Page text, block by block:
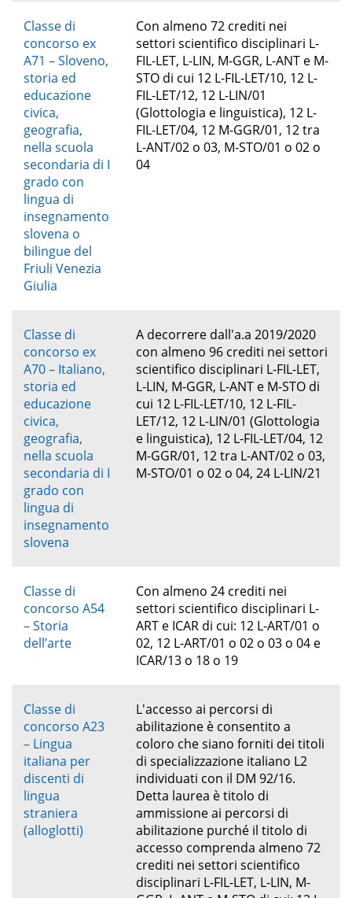
Classe di
concorso ex
A71 – Sloveno,
storia ed
educazione
civica,
geografia,
nella scuola
secondaria di I
grado con
lingua di
insegnamento
slovena o
bilingue del
Friuli Venezia
Giulia
Con almeno 72 crediti nei
settori scientifico disciplinari L-
FIL-LET, L-LIN, M-GGR, L-ANT e M-
STO di cui 12 L-FIL-LET/10, 12 L-
FIL-LET/12, 12 L-LIN/01
(Glottologia e linguistica), 12 L-
FIL-LET/04, 12 M-GGR/01, 12 tra
L-ANT/02 o 03, M-STO/01 o 02 o
04
Classe di
concorso ex
A70 – Italiano,
storia ed
educazione
civica,
geografia,
nella scuola
secondaria di I
grado con
lingua di
insegnamento
slovena
A decorrere dall'a.a 2019/2020
con almeno 96 crediti nei settori
scientifico disciplinari L-FIL-LET,
L-LIN, M-GGR, L-ANT e M-STO di
cui 12 L-FIL-LET/10, 12 L-FIL-
LET/12, 12 L-LIN/01 (Glottologia
e linguistica), 12 L-FIL-LET/04, 12
M-GGR/01, 12 tra L-ANT/02 o 03,
M-STO/01 o 02 o 04, 24 L-LIN/21
Classe di
concorso A54
– Storia
dell’arte
Con almeno 24 crediti nei
settori scientifico disciplinari L-
ART e ICAR di cui: 12 L-ART/01 o
02, 12 L-ART/01 o 02 o 03 o 04 e
ICAR/13 o 18 o 19
Classe di
concorso A23
– Lingua
italiana per
discenti di
lingua
straniera
(alloglotti)
L'accesso ai percorsi di
abilitazione è consentito a
coloro che siano forniti dei titoli
di specializzazione italiano L2
individuati con il DM 92/16.
Detta laurea è titolo di
ammissione ai percorsi di
abilitazione purché il titolo di
accesso comprenda almeno 72
crediti nei settori scientifico
disciplinari L-FIL-LET, L-LIN, M-